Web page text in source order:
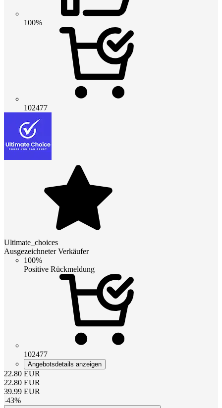
100%
102477
Ultimate_choices
Ausgezeichneter Verkäufer
100%
Positive Rückmeldung
102477
Angebotsdetails anzeigen
22.80 EUR
22.80 EUR
39.99 EUR
-43%